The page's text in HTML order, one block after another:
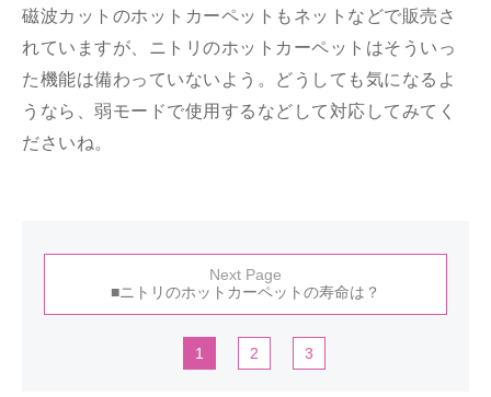
磁波カットのホットカーペットもネットなどで販売さ
れていますが、ニトリのホットカーペットはそういっ
た機能は備わっていないよう。どうしても気になるよ
うなら、弱モードで使用するなどして対応してみてく
ださいね。
Next Page
■ニトリのホットカーペットの寿命は？
1 2 3